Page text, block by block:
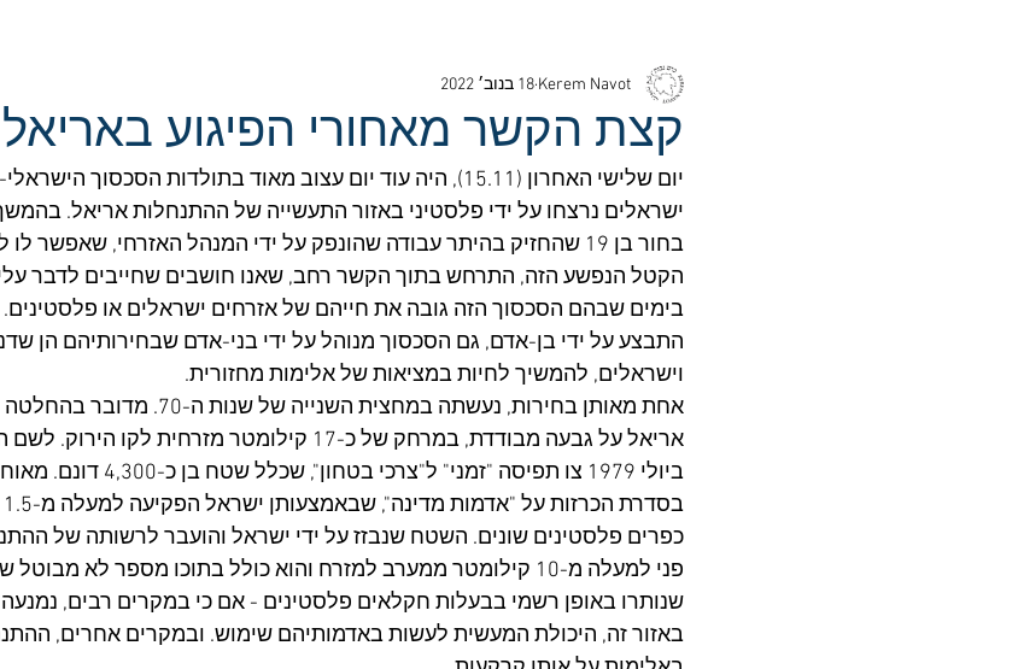
קצת הקשר מאחורי הפיגוע באריאל
Kerem Navot 18 בנוב׳ 2022
יום שלישי האחרון (15.11), היה עוד יום עצוב מאוד בתולדות הסכסוך
ישראלים נרצחו על ידי פלסטיני באזור התעשייה של ההתנחלות אריאל.
בחור בן 19 שהחזיק בהיתר עבודה שהונפק על ידי המנהל האזרחי, שאפשר
הקטל הנפשע הזה, התרחש בתוך הקשר רחב, שאנו חושבים שחייבים לדבר
בימים שבהם הסכסוך הזה גובה את חייהם של אזרחים ישראלים או
התבצע על ידי בן-אדם, גם הסכסוך מנוהל על ידי בני-אדם שבחירותיהם הן
וישראלים, להמשיך לחיות במציאות של אלימות מחזורית.
אחת מאותן בחירות, נעשתה במחצית
אריאל על גבעה מבודדת, במרחק של כ-17 קילומטר
ביולי 1979 צו תפיסה "זמני"
כפרים פלסטינים שונים. השטח שנבזז על ידי ישראל והועבר לרשותה של
פני למעלה מ-10 קילומטר ממערב למזרח והוא כולל בתוכו מספר לא
שנותרו באופן רשמי בבעלות חקלאים פלסטינים - אם כי במקרים רבים,
באזור זה, היכולת המעשית לעשות באדמותיהם שימוש. ובמקרים אחרים,